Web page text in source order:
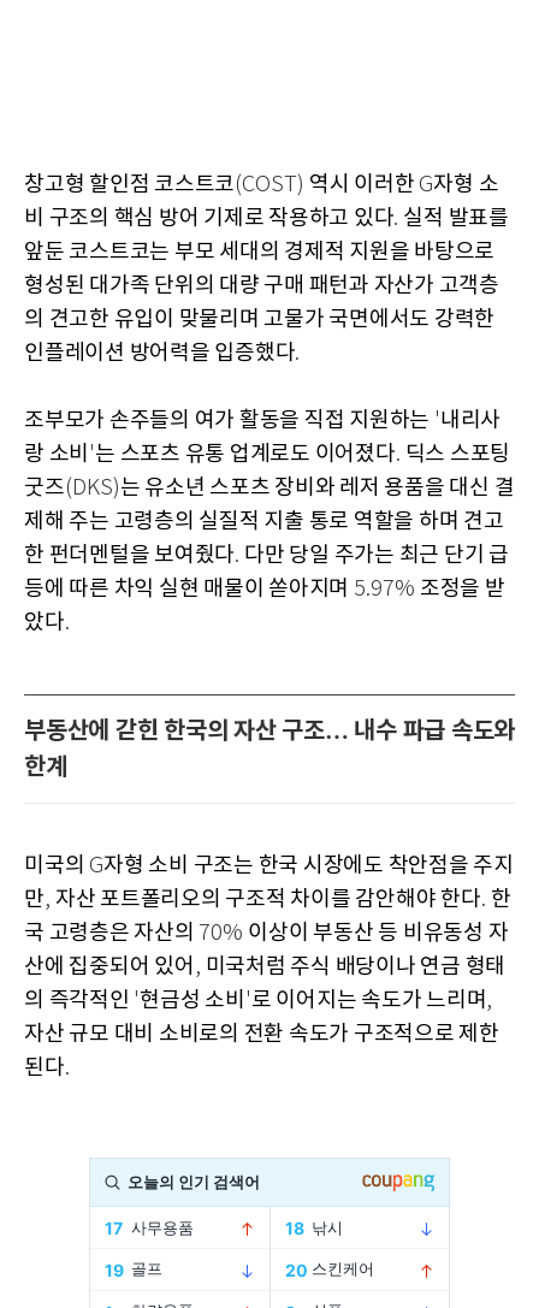
창고형 할인점 코스트코(COST) 역시 이러한 G자형 소
비 구조의 핵심 방어 기제로 작용하고 있다. 실적 발표를
앞둔 코스트코는 부모 세대의 경제적 지원을 바탕으로
형성된 대가족 단위의 대량 구매 패턴과 자산가 고객층
의 견고한 유입이 맞물리며 고물가 국면에서도 강력한
인플레이션 방어력을 입증했다.
조부모가 손주들의 여가 활동을 직접 지원하는 '내리사
랑 소비 '는 스포츠 유통 업계로도 이어졌다. 딕스 스포팅
굿즈(DKS)는 유소년 스포츠 장비와 레저 용품을 대신 결
제해 주는 고령층의 실질적 지출 통로 역할을 하며 견고
한 펀더멘털을 보여줬다. 다만 당일 주가는 최근 단기 급
등에 따른 차익 실현 매물이 쏟아지며 5.97% 조정을 받
았다.
부동산에 갇힌 한국의 자산 구조… 내수 파급 속도와
한계
미국의 G자형 소비 구조는 한국 시장에도 착안점을 주지
만, 자산 포트폴리오의 구조적 차이를 감안해야 한다. 한
국 고령층은 자산의 70% 이상이 부동산 등 비유동성 자
산에 집중되어 있어 , 미국처럼 주식 배당이나 연금 형태
의 즉각적인 '현금성 소비 '로 이어지는 속도가 느리며 ,
자산 규모 대비 소비로의 전환 속도가 구조적으로 제한
된다.